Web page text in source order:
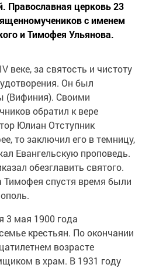
Православная церковь 23
с именем
и Тимофея Ульянова.
веке, за святость и чистоту
Он был
(Вифиния). Своими
обратил к вере
Юлиан Отступник
то заключил его в темницу,
Евангельскую проповедь.
обезглавить святого.
спустя время были
3 мая 1900 года
крестьян. По окончании
возрасте
в храм. В 1931 году